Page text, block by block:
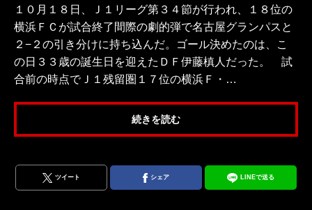
１０月１８日、Ｊ１リーグ第３４節が行われ、１８位の
横浜ＦＣが試合終了間際の劇的弾で名古屋グランパスと
２−２の引き分けに持ち込んだ。ゴール決めたのは、こ
の日３３歳の誕生日を迎えたＤＦ伊藤槙人だった。 試
合前の時点でＪ１残留圏１７位の横浜Ｆ・…
続きを読む
ツイート シェア LINEで送る